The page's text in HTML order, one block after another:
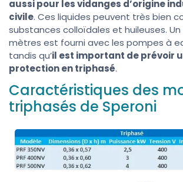
aussi pour les vidanges d’origine
civile. Ces liquides peuvent très bien
substances colloïdales et huileuses. Un
mètres est fourni avec les pompes à
tandis qu’il est important de prévoir
protection en triphasé.
Caractéristiques des
triphasés de Speroni